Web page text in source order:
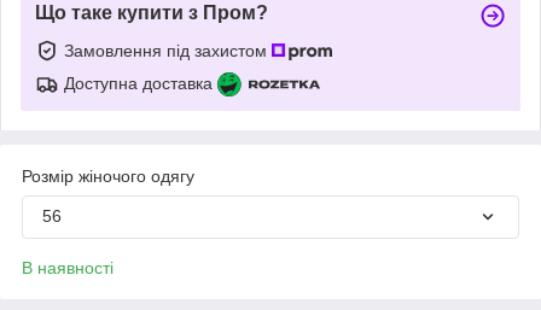
Що таке купити з Пром?
Замовлення під захистом
Доступна доставка
Розмір жіночого одягу
56
В наявності